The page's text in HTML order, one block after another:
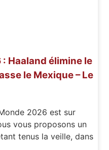
Haaland élimine le
le Mexique – Le
2026 est sur
vous proposons un
tenus la veille, dans